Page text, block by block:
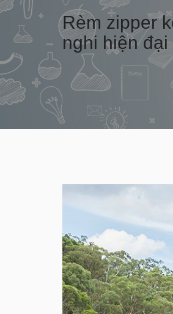
Rèm zipper
nghi hiện đại